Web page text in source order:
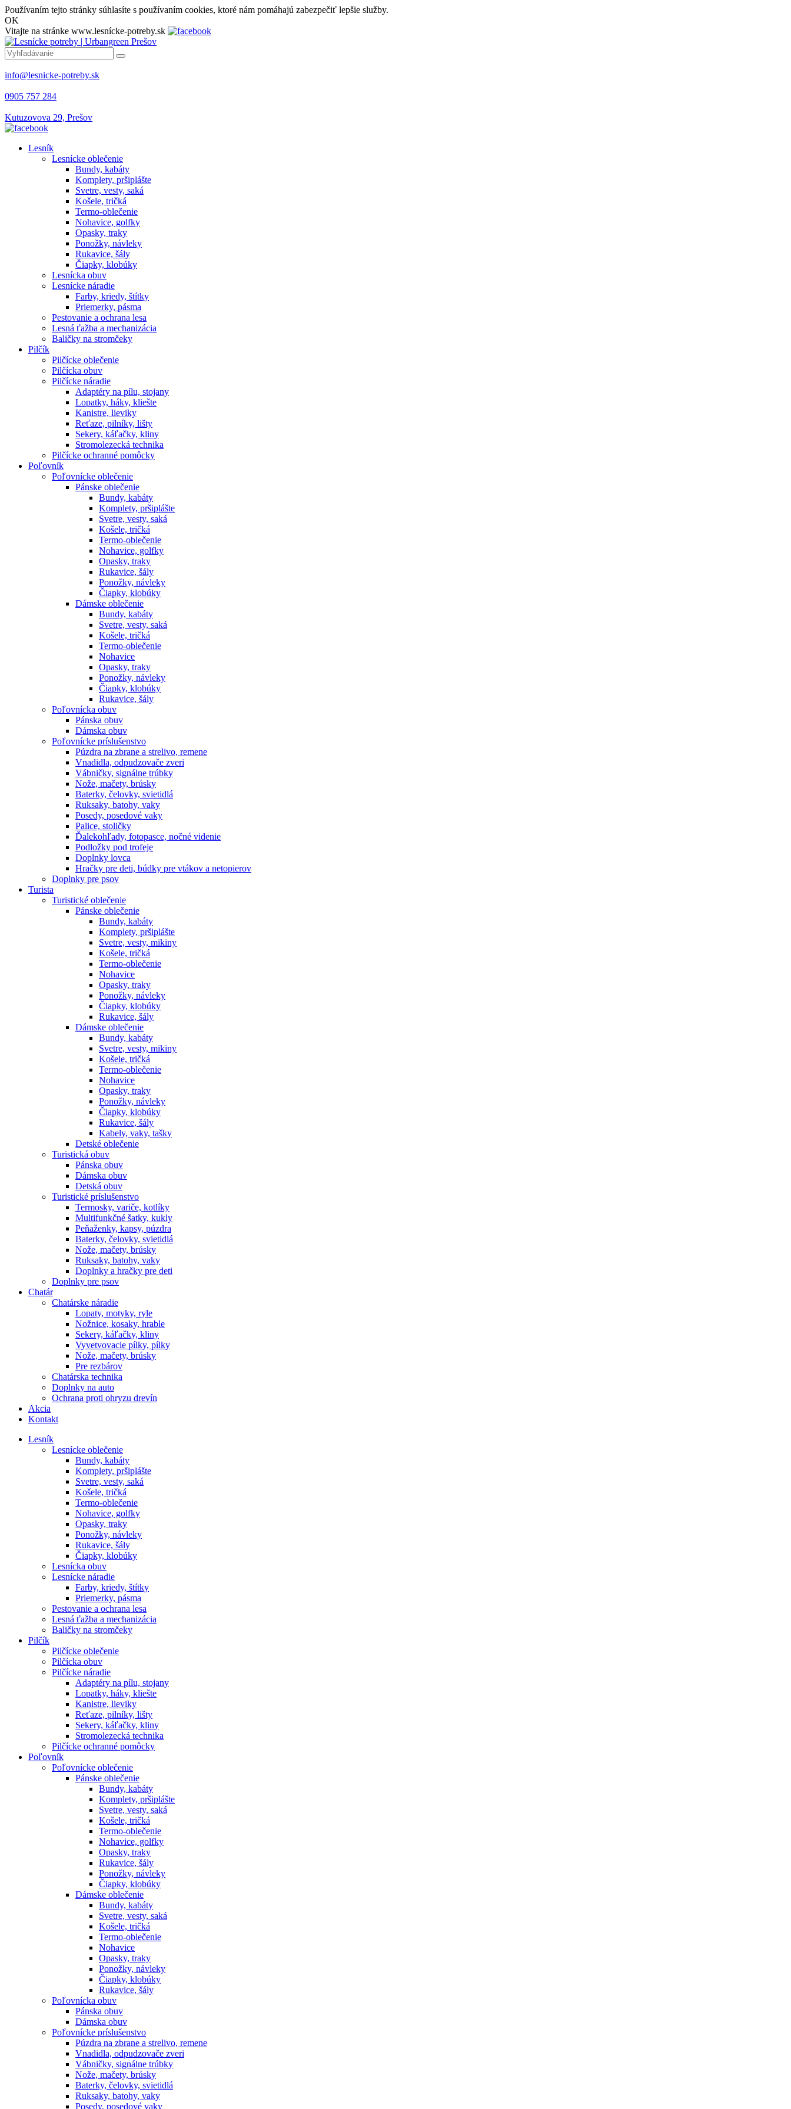
Používaním tejto stránky súhlasíte s používaním cookies, ktoré nám pomáhajú zabezpečiť lepšie služby.
OK
Vitajte na stránke www.lesnícke-potreby.sk
info@lesnicke-potreby.sk
0905 757 284
Kutuzovova 29, Prešov
Lesník
Lesnícke oblečenie
Bundy, kabáty
Komplety, pršiplášte
Svetre, vesty, saká
Košele, tričká
Termo-oblečenie
Nohavice, golfky
Opasky, traky
Ponožky, návleky
Rukavice, šály
Čiapky, klobúky
Lesnícka obuv
Lesnícke náradie
Farby, kriedy, štítky
Priemerky, pásma
Pestovanie a ochrana lesa
Lesná ťažba a mechanizácia
Baličky na stromčeky
Pilčík
Pilčícke oblečenie
Pilčícka obuv
Pilčícke náradie
Adaptéry na pílu, stojany
Lopatky, háky, kliešte
Kanistre, lieviky
Reťaze, pilníky, lišty
Sekery, káľačky, kliny
Stromolezecká technika
Pilčícke ochranné pomôcky
Poľovník
Poľovnícke oblečenie
Pánske oblečenie
Bundy, kabáty
Komplety, pršiplášte
Svetre, vesty, saká
Košele, tričká
Termo-oblečenie
Nohavice, golfky
Opasky, traky
Rukavice, šály
Ponožky, návleky
Čiapky, klobúky
Dámske oblečenie
Bundy, kabáty
Svetre, vesty, saká
Košele, tričká
Termo-oblečenie
Nohavice
Opasky, traky
Ponožky, návleky
Čiapky, klobúky
Rukavice, šály
Poľovnícka obuv
Pánska obuv
Dámska obuv
Poľovnícke príslušenstvo
Púzdra na zbrane a strelivo, remene
Vnadidla, odpudzovače zveri
Vábničky, signálne trúbky
Nože, mačety, brúsky
Baterky, čelovky, svietidlá
Ruksaky, batohy, vaky
Posedy, posedové vaky
Palice, stoličky
Ďalekohľady, fotopasce, nočné videnie
Podložky pod trofeje
Doplnky lovca
Hračky pre deti, búdky pre vtákov a netopierov
Doplnky pre psov
Turista
Turistické oblečenie
Pánske oblečenie
Bundy, kabáty
Komplety, pršiplášte
Svetre, vesty, mikiny
Košele, tričká
Termo-oblečenie
Nohavice
Opasky, traky
Ponožky, návleky
Čiapky, klobúky
Rukavice, šály
Dámske oblečenie
Bundy, kabáty
Svetre, vesty, mikiny
Košele, tričká
Termo-oblečenie
Nohavice
Opasky, traky
Ponožky, návleky
Čiapky, klobúky
Rukavice, šály
Kabely, vaky, tašky
Detské oblečenie
Turistická obuv
Pánska obuv
Dámska obuv
Detská obuv
Turistické príslušenstvo
Termosky, variče, kotlíky
Multifunkčné šatky, kukly
Peňaženky, kapsy, púzdra
Baterky, čelovky, svietidlá
Nože, mačety, brúsky
Ruksaky, batohy, vaky
Doplnky a hračky pre deti
Doplnky pre psov
Chatár
Chatárske náradie
Lopaty, motyky, ryle
Nožnice, kosaky, hrable
Sekery, káľačky, kliny
Vyvetvovacie pílky, pílky
Nože, mačety, brúsky
Pre rezbárov
Chatárska technika
Doplnky na auto
Ochrana proti ohryzu drevín
Akcia
Kontakt
Lesník
Lesnícke oblečenie
Bundy, kabáty
Komplety, pršiplášte
Svetre, vesty, saká
Košele, tričká
Termo-oblečenie
Nohavice, golfky
Opasky, traky
Ponožky, návleky
Rukavice, šály
Čiapky, klobúky
Lesnícka obuv
Lesnícke náradie
Farby, kriedy, štítky
Priemerky, pásma
Pestovanie a ochrana lesa
Lesná ťažba a mechanizácia
Baličky na stromčeky
Pilčík
Pilčícke oblečenie
Pilčícka obuv
Pilčícke náradie
Adaptéry na pílu, stojany
Lopatky, háky, kliešte
Kanistre, lieviky
Reťaze, pilníky, lišty
Sekery, káľačky, kliny
Stromolezecká technika
Pilčícke ochranné pomôcky
Poľovník
Poľovnícke oblečenie
Pánske oblečenie
Bundy, kabáty
Komplety, pršiplášte
Svetre, vesty, saká
Košele, tričká
Termo-oblečenie
Nohavice, golfky
Opasky, traky
Rukavice, šály
Ponožky, návleky
Čiapky, klobúky
Dámske oblečenie
Bundy, kabáty
Svetre, vesty, saká
Košele, tričká
Termo-oblečenie
Nohavice
Opasky, traky
Ponožky, návleky
Čiapky, klobúky
Rukavice, šály
Poľovnícka obuv
Pánska obuv
Dámska obuv
Poľovnícke príslušenstvo
Púzdra na zbrane a strelivo, remene
Vnadidla, odpudzovače zveri
Vábničky, signálne trúbky
Nože, mačety, brúsky
Baterky, čelovky, svietidlá
Ruksaky, batohy, vaky
Posedy, posedové vaky